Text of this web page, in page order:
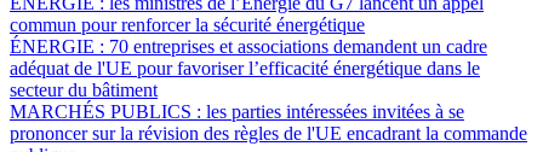
commun pour renforcer la sécurité énergétique
ÉNERGIE : 70 entreprises et associations demandent un cadre
adéquat de l'UE pour favoriser l’efficacité énergétique dans le
secteur du bâtiment
MARCHÉS PUBLICS : les parties intéressées invitées à se
prononcer sur la révision des règles de l'UE encadrant la commande